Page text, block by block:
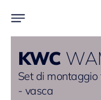
KWC
Set di
- vasca